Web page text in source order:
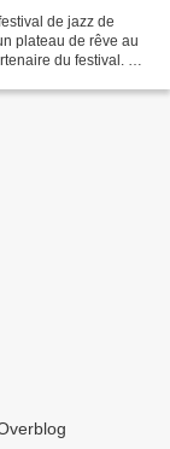
de jazz de
plateau de rêve au
du festival. En